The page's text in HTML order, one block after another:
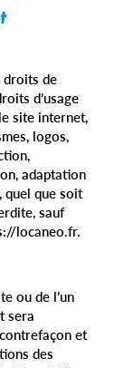
de
d’usage
site internet,
logos,
adaptation
quel que soit
sauf
locaneo.fr.
ou de l’un
sera
et
des